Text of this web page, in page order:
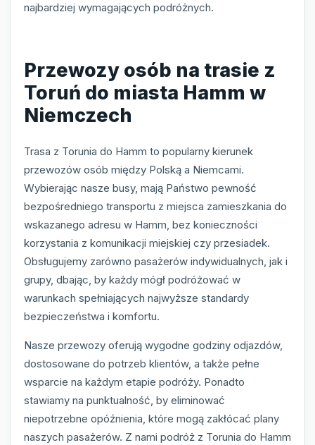
najbardziej wymagających podróżnych.
Przewozy osób na trasie z
Toruń do miasta Hamm w
Niemczech
Trasa z Torunia do Hamm to popularny kierunek
przewozów osób między Polską a Niemcami.
Wybierając nasze busy, mają Państwo pewność
bezpośredniego transportu z miejsca zamieszkania do
wskazanego adresu w Hamm, bez konieczności
korzystania z komunikacji miejskiej czy przesiadek.
Obsługujemy zarówno pasażerów indywidualnych, jak i
grupy, dbając, by każdy mógł podróżować w
warunkach spełniających najwyższe standardy
bezpieczeństwa i komfortu.
Nasze przewozy oferują wygodne godziny odjazdów,
dostosowane do potrzeb klientów, a także pełne
wsparcie na każdym etapie podróży. Ponadto
stawiamy na punktualność, by eliminować
niepotrzebne opóźnienia, które mogą zakłócać plany
naszych pasażerów. Z nami podróż z Torunia do Hamm